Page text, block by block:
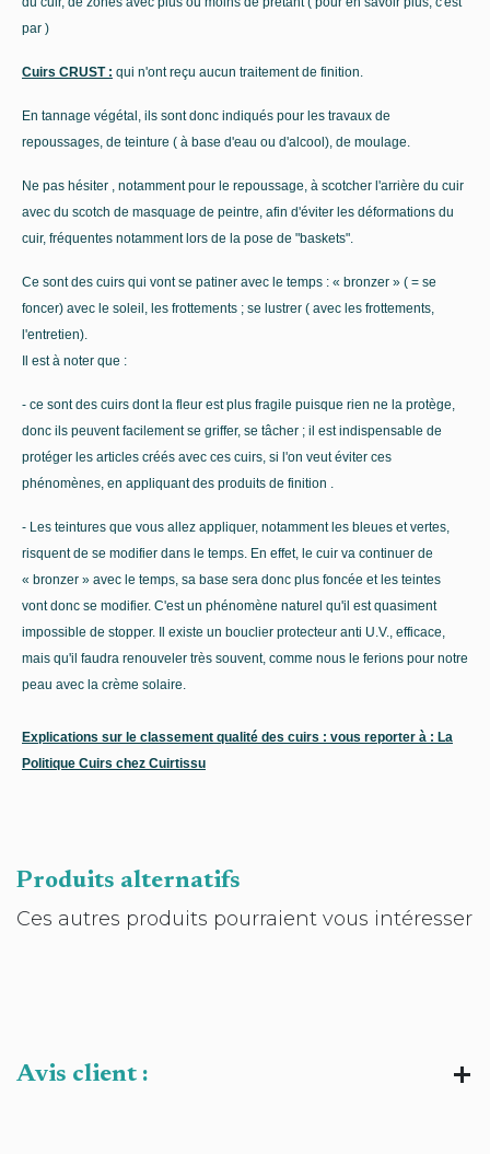
par )
Cuirs CRUST : qui n'ont reçu aucun traitement de finition.
En tannage végétal, ils sont donc indiqués pour les travaux de
repoussages, de teinture ( à base d'eau ou d'alcool), de moulage.
Ne pas hésiter , notamment pour le repoussage, à scotcher l'arrière du cuir
avec du scotch de masquage de peintre, afin d'éviter les déformations du
cuir, fréquentes notamment lors de la pose de "baskets".
Ce sont des cuirs qui vont se patiner avec le temps : « bronzer » ( = se
foncer) avec le soleil, les frottements ; se lustrer ( avec les frottements,
l'entretien).
Il est à noter que :
- ce sont des cuirs dont la fleur est plus fragile puisque rien ne la protège,
donc ils peuvent facilement se griffer, se tâcher ; il est indispensable de
protéger les articles créés avec ces cuirs, si l'on veut éviter ces
phénomènes, en appliquant des produits de finition .
- Les teintures que vous allez appliquer, notamment les bleues et vertes,
risquent de se modifier dans le temps. En effet, le cuir va continuer de
« bronzer » avec le temps, sa base sera donc plus foncée et les teintes
vont donc se modifier. C'est un phénomène naturel qu'il est quasiment
impossible de stopper. Il existe un bouclier protecteur anti U.V., efficace,
mais qu'il faudra renouveler très souvent, comme nous le ferions pour notre
peau avec la crème solaire.
Explications sur le classement qualité des cuirs : vous reporter à : La
Politique Cuirs chez Cuirtissu
Produits alternatifs
Ces autres produits pourraient vous intéresser
Avis client :